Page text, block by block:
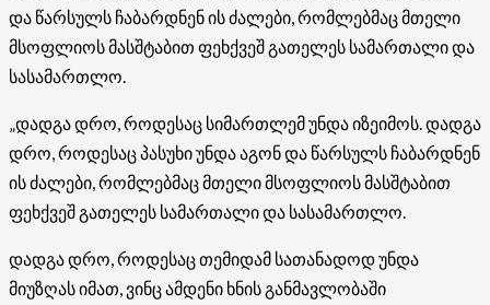
და წარსულს ჩაბარდნენ ის ძალები, რომლებმაც მთელი
მსოფლიოს მასშტაბით ფეხქვეშ გათელეს სამართალი და
სასამართლო.
„დადგა დრო, როდესაც სიმართლემ უნდა იზეიმოს. დადგა
დრო, როდესაც პასუხი უნდა აგონ და წარსულს ჩაბარდნენ
ის ძალები, რომლებმაც მთელი მსოფლიოს მასშტაბით
ფეხქვეშ გათელეს სამართალი და სასამართლო.
დადგა დრო, როდესაც თემიდამ სათანადოდ უნდა
მიუზღას იმათ, ვინც ამდენი ხნის განმავლობაში